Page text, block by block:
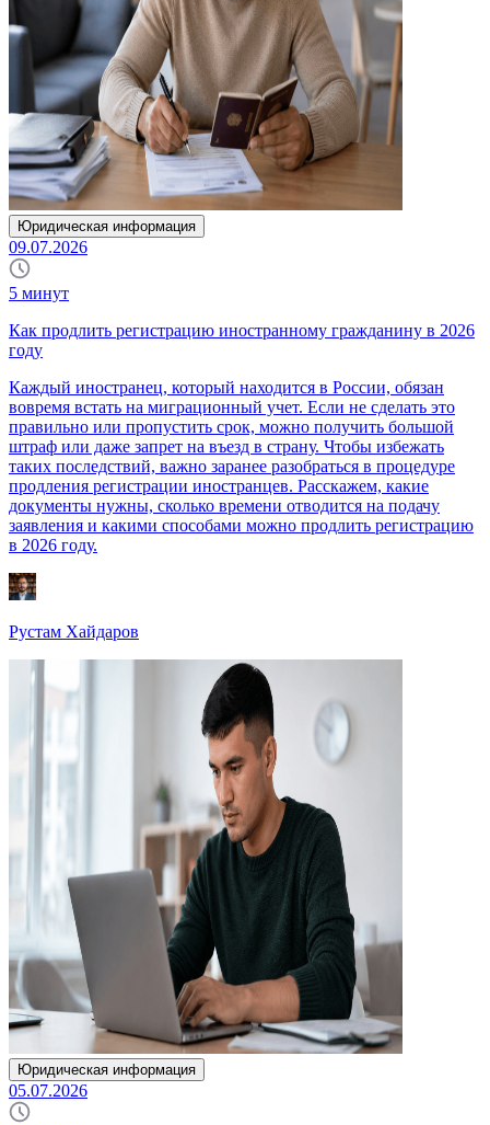
Юридическая информация
09.07.2026
5 минут
Как продлить регистрацию иностранному гражданину в 2026
году
Каждый иностранец, который находится в России, обязан
вовремя встать на миграционный учет. Если не сделать это
правильно или пропустить срок, можно получить большой
штраф или даже запрет на въезд в страну. Чтобы избежать
таких последствий, важно заранее разобраться в процедуре
продления регистрации иностранцев. Расскажем, какие
документы нужны, сколько времени отводится на подачу
заявления и какими способами можно продлить регистрацию
в 2026 году.
Рустам Хайдаров
Юридическая информация
05.07.2026